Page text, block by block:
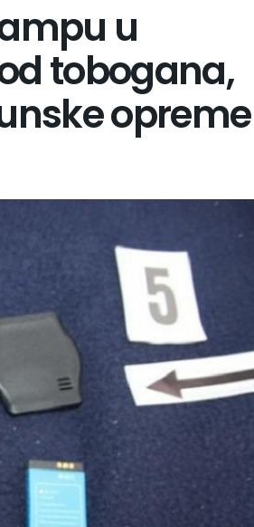
u
tobogana,
opreme